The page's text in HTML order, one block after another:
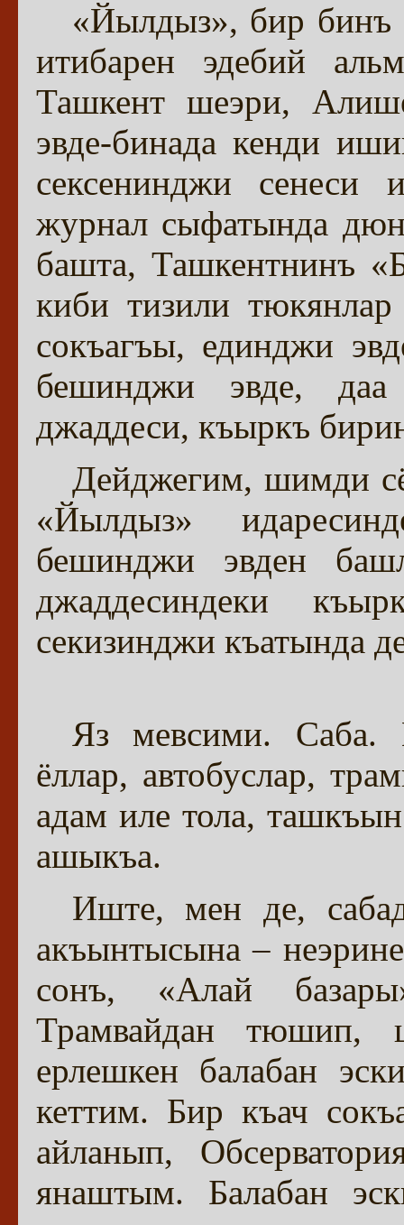
«Йылдыз», бир бинъ
итибарен эдебий
Ташкент шеэри,
эвде-бинада кенди
сексенинджи
журнал сыфатында
башта, Ташкентнинъ
киби тизили
сокъагъы, единджи
бешинджи эвде,
джаддеси, къыркъ
Дейджегим, шимди
«Йылдыз»
бешинджи эвден
джаддесиндеки
секизинджи къатында
Яз мевсими. Саба.
ёллар, автобуслар,
адам иле тола,
ашыкъа.
Иште, мен де,
акъынтысына –
сонъ, «Алай
Трамвайдан тюшип,
ерлешкен балабан
кеттим. Бир къач
айланып,
янаштым. Балабан